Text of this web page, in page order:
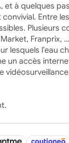
et à quelques
Entre
Plusieurs
Franprix,
lesquels l’eau
un accès